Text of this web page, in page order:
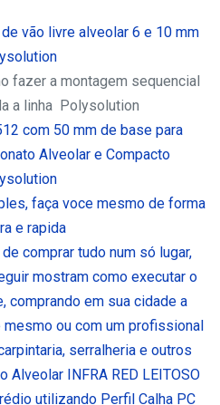
fazer a montagem sequencial
a linha Polysolution
faça voce mesmo de forma
e rapida